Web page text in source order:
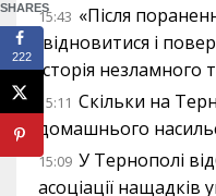
15:43 «Після
відновитися і
історія незламного
15:11 Скільки на
домашнього
15:09 У Тернополі
асоціації нащадків
SHARES
222